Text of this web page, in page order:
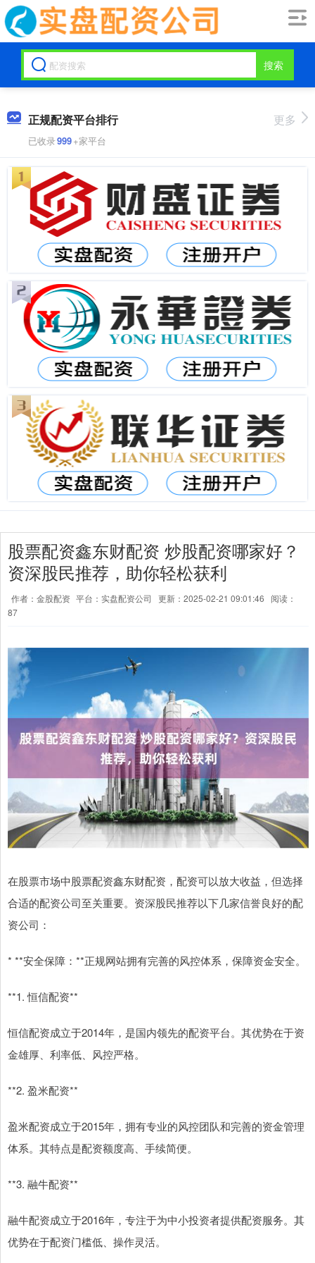
搜索
正规配资平台排行
已收录999+家平台
更多
股票配资鑫东财配资 炒股配资哪家好？
资深股民推荐，助你轻松获利
作者：金股配资 平台：实盘配资公司 更新：2025-02-21 09:01:46
阅读：
87
在股票市场中股票配资鑫东财配资，配资可以放大收益，但选择
合适的配资公司至关重要。资深股民推荐以下几家信誉良好的配
资公司：
* **安全保障：**正规网站拥有完善的风控体系，保障资金安全。
**1. 恒信配资**
恒信配资成立于2014年，是国内领先的配资平台。其优势在于资
金雄厚、利率低、风控严格。
**2. 盈米配资**
盈米配资成立于2015年，拥有专业的风控团队和完善的资金管理
体系。其特点是配资额度高、手续简便。
**3. 融牛配资**
融牛配资成立于2016年，专注于为中小投资者提供配资服务。其
优势在于配资门槛低、操作灵活。